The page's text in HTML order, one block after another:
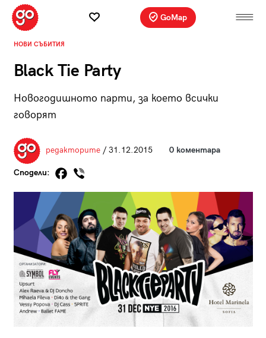
GoMap
НОВИ СЪБИТИЯ
Black Tie Party
Новогодишното парти, за което всички
говорят
редакторите/ 31.12.2015 0 коментара
Сподели: